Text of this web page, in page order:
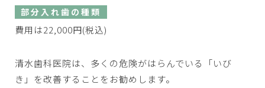
部分入れ歯の種類
費用は22,000円(税込)
清水歯科医院は、多くの危険がはらんでいる「いび
き」を改善することをお勧めします。